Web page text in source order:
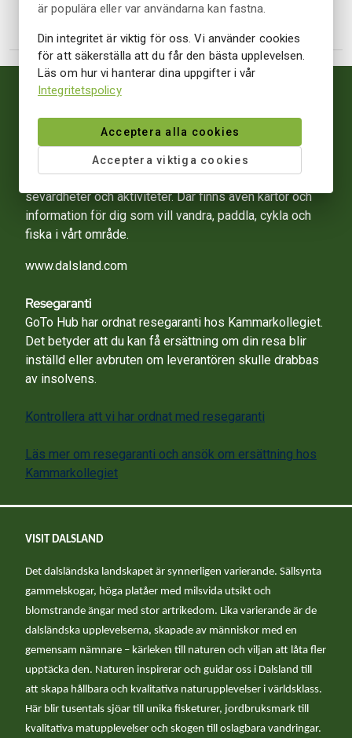
Mer information
På Visit Dalslands officiella destinationssida hittar du
massor av information om våra besöksmål,
sevärdheter och aktiviteter. Där finns även kartor och
information för dig som vill vandra, paddla, cykla och
fiska i vårt område.
www.dalsland.com
Resegaranti
GoTo Hub har ordnat resegaranti hos Kammarkollegiet.
Det betyder att du kan få ersättning om din resa blir
inställd eller avbruten om leverantören skulle drabbas
av insolvens.
Kontrollera att vi har ordnat med resegaranti
Läs mer om resegaranti och ansök om ersättning hos
Kammarkollegiet
VISIT DALSLAND
Det dalsländska landskapet är synnerligen varierande. Sällsynta
gammelskogar, höga platåer med milsvida utsikt och
blomstrande ängar med stor artrikedom. Lika varierande är de
dalsländska upplevelserna, skapade av människor med en
gemensam nämnare – kärleken till naturen och viljan att låta fler
upptäcka den. Naturen inspirerar och guidar oss i Dalsland till
att skapa hållbara och kvalitativa naturupplevelser i världsklass.
Här blir tusentals sjöar till unika fisketurer, jordbruksmark till
kvalitativa matupplevelser och skogen till oslagbara vandringar.
är populära eller var användarna kan fastna.
Din integritet är viktig för oss. Vi använder cookies
för att säkerställa att du får den bästa upplevelsen.
Läs om hur vi hanterar dina uppgifter i vår
Integritetspolicy
Acceptera alla cookies
Acceptera viktiga cookies